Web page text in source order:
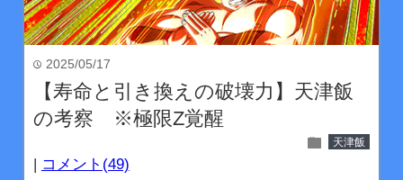
time 2025/05/17
【寿命と引き換えの破壊力】天津飯
の考察 ※極限Z覚醒
folder 天津飯
| コメント(49)